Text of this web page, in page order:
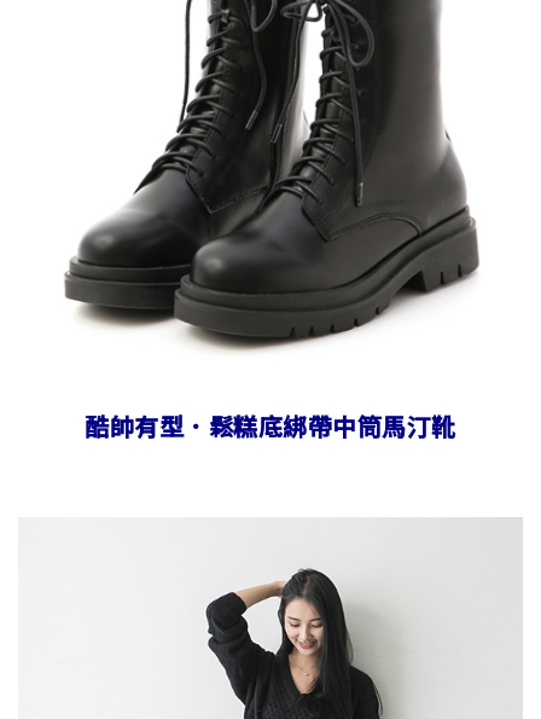
酷帥有型．鬆糕底綁帶中筒馬汀靴